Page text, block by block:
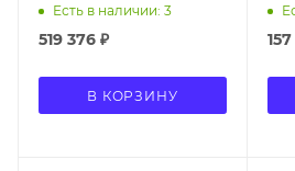
Есть в наличии: 3
519 376 ₽
В КОРЗИНУ